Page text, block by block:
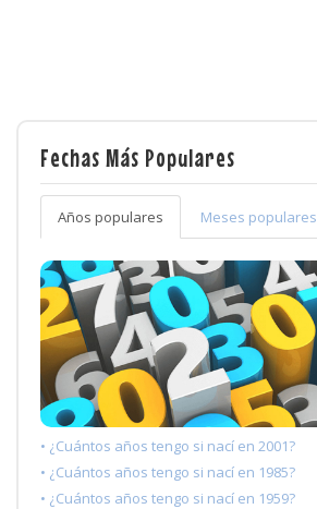
Fechas Más Populares
Años populares Meses populares
• ¿Cuántos años tengo si nací en 2001?
• ¿Cuántos años tengo si nací en 1985?
• ¿Cuántos años tengo si nací en 1959?